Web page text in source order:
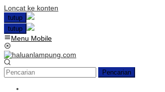
Loncat ke konten
tutup
tutup
Menu Mobile
Pencarian